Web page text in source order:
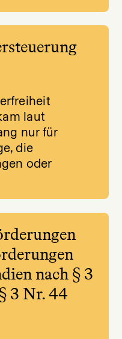
laut
nur für
die
oder
nach § 3
3 Nr. 44